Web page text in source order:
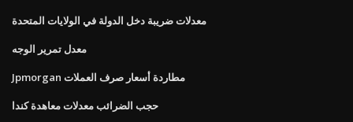
معدلات ضريبة دخل الدولة في الولايات المتحدة
معدل تمرير الوجه
Jpmorgan مطاردة أسعار صرف العملات
حجب الضرائب معدلات معاهدة كندا